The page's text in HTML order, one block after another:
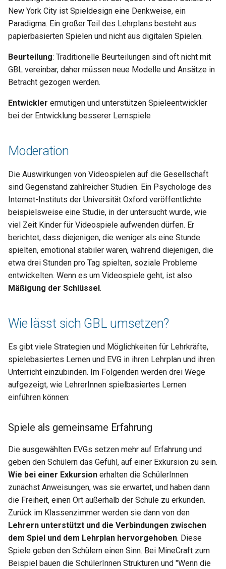
New York City ist Spieldesign eine Denkweise, ein
Paradigma. Ein großer Teil des Lehrplans besteht aus
papierbasierten Spielen und nicht aus digitalen Spielen.
Beurteilung: Traditionelle Beurteilungen sind oft nicht mit
GBL vereinbar, daher müssen neue Modelle und Ansätze in
Betracht gezogen werden.
Entwickler ermutigen und unterstützen Spieleentwickler
bei der Entwicklung besserer Lernspiele
Moderation
Die Auswirkungen von Videospielen auf die Gesellschaft
sind Gegenstand zahlreicher Studien. Ein Psychologe des
Internet-Instituts der Universität Oxford veröffentlichte
beispielsweise eine Studie, in der untersucht wurde, wie
viel Zeit Kinder für Videospiele aufwenden dürfen. Er
berichtet, dass diejenigen, die weniger als eine Stunde
spielten, emotional stabiler waren, während diejenigen, die
etwa drei Stunden pro Tag spielten, soziale Probleme
entwickelten. Wenn es um Videospiele geht, ist also
Mäßigung der Schlüssel .
Wie lässt sich GBL umsetzen?
Es gibt viele Strategien und Möglichkeiten für Lehrkräfte,
spielebasiertes Lernen und EVG in ihren Lehrplan und ihren
Unterricht einzubinden. Im Folgenden werden drei Wege
aufgezeigt, wie LehrerInnen spielbasiertes Lernen
einführen können:
Spiele als gemeinsame Erfahrung
Die ausgewählten EVGs setzen mehr auf Erfahrung und
geben den Schülern das Gefühl, auf einer Exkursion zu sein.
Wie bei einer Exkursion erhalten die SchülerInnen
zunächst Anweisungen, was sie erwartet, und haben dann
die Freiheit, einen Ort außerhalb der Schule zu erkunden.
Zurück im Klassenzimmer werden sie dann von den
Lehrern unterstützt und die Verbindungen zwischen
dem Spiel und dem Lehrplan hervorgehoben. Diese
Spiele geben den Schülern einen Sinn. Bei MineCraft zum
Beispiel bauen die SchülerInnen Strukturen und "Wenn die